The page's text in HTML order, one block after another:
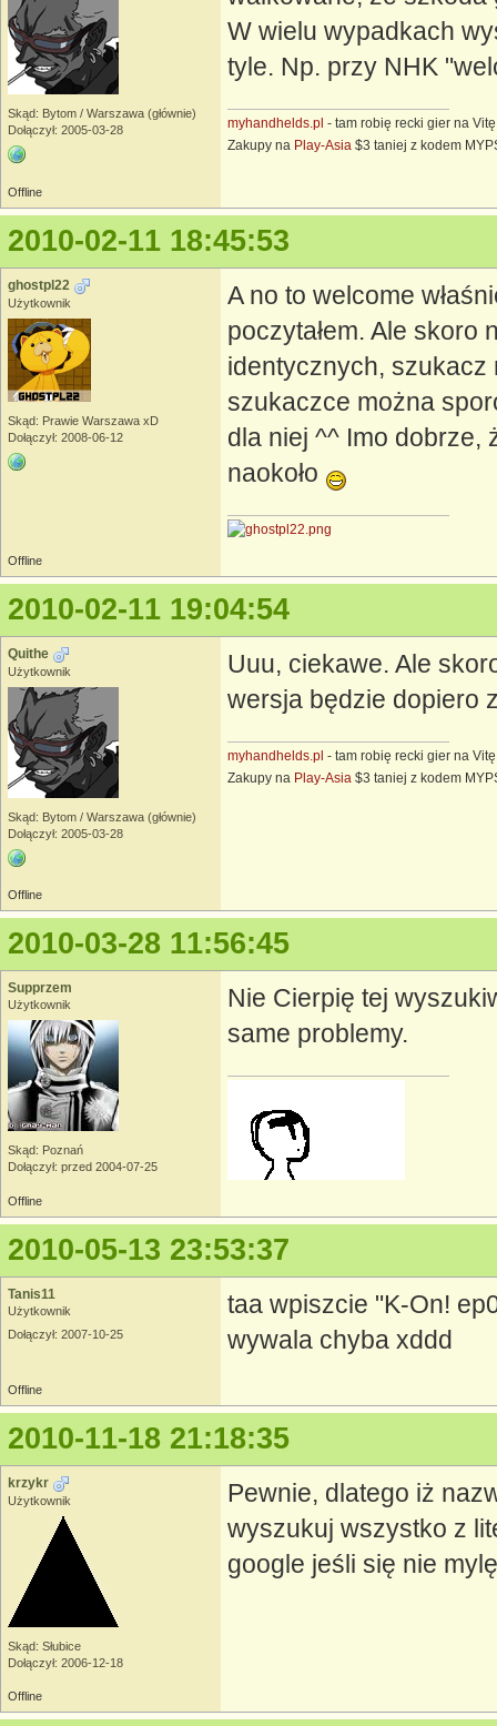
Skąd: Bytom / Warszawa (głównie)
Dołączył: 2005-03-28
W wielu wypadkach
tyle. Np. przy NHK
myhandhelds.pl - tam robię recki gier na
Zakupy na Play-Asia $3 taniej z kodem
Offline
2010-02-11 18:45:53
ghostpl22
Użytkownik
Skąd: Prawie Warszawa xD
Dołączył: 2008-06-12
A no to welcome
poczytałem. Ale skoro
identycznych, szukacz
szukaczce można
dla niej ^^ Imo dobrze,
naokoło
Offline
2010-02-11 19:04:54
Quithe
Użytkownik
Skąd: Bytom / Warszawa (głównie)
Dołączył: 2005-03-28
Uuu, ciekawe. Ale
wersja będzie dopiero
myhandhelds.pl - tam robię recki gier na
Zakupy na Play-Asia $3 taniej z kodem
Offline
2010-03-28 11:56:45
Supprzem
Użytkownik
Skąd: Poznań
Dołączył: przed 2004-07-25
Nie Cierpię tej
same problemy.
Offline
2010-05-13 23:53:37
Tanis11
Użytkownik
Dołączył: 2007-10-25
taa wpiszcie "K-On!
wywala chyba xddd
Offline
2010-11-18 21:18:35
krzykr
Użytkownik
Skąd: Słubice
Dołączył: 2006-12-18
Pewnie, dlatego iż
wyszukuj wszystko z
google jeśli się nie
Offline